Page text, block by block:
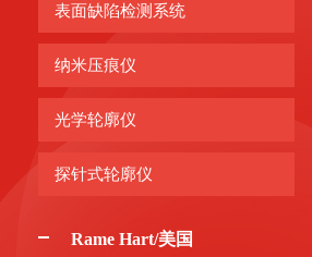
表面缺陷检测系统
纳米压痕仪
光学轮廓仪
探针式轮廓仪
Rame Hart/美国